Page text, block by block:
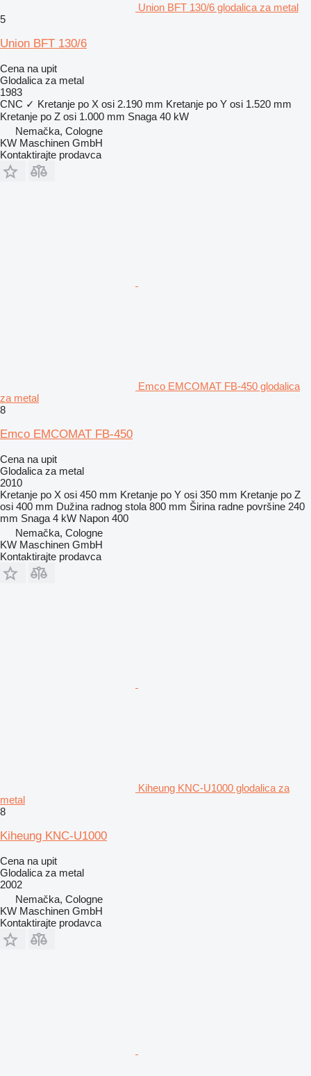
Union BFT 130/6 glodalica za metal
5
Union BFT 130/6
Cena na upit
Glodalica za metal
1983
CNC ✓ Kretanje po X osi 2.190 mm Kretanje po Y osi 1.520 mm
Kretanje po Z osi 1.000 mm Snaga 40 kW
Nemačka, Cologne
KW Maschinen GmbH
Kontaktirajte prodavca
Emco EMCOMAT FB-450 glodalica
za metal
8
Emco EMCOMAT FB-450
Cena na upit
Glodalica za metal
2010
Kretanje po X osi 450 mm Kretanje po Y osi 350 mm Kretanje po Z
osi 400 mm Dužina radnog stola 800 mm Širina radne površine 240
mm Snaga 4 kW Napon 400
Nemačka, Cologne
KW Maschinen GmbH
Kontaktirajte prodavca
Kiheung KNC-U1000 glodalica za
metal
8
Kiheung KNC-U1000
Cena na upit
Glodalica za metal
2002
Nemačka, Cologne
KW Maschinen GmbH
Kontaktirajte prodavca